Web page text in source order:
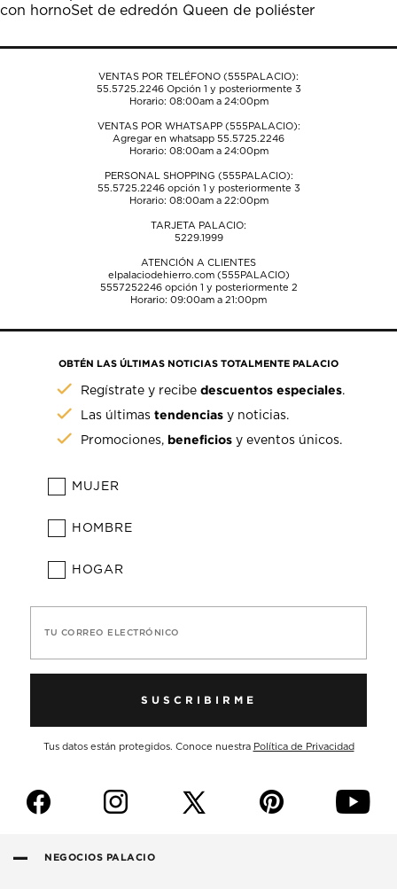
con hornoSet de edredón Queen de poliéster
VENTAS POR TELÉFONO (555PALACIO):
55.5725.2246Opción 1 y posteriormente 3
Horario: 08:00am a 24:00pm
VENTAS POR WHATSAPP (555PALACIO):
Agregar en whatsapp 55.5725.2246
Horario: 08:00am a 24:00pm
PERSONAL SHOPPING (555PALACIO):
55.5725.2246opción 1 y posteriormente 3
Horario: 08:00am a 22:00pm
TARJETA PALACIO:
5229.1999
ATENCIÓN A CLIENTES
elpalaciodehierro.com (555PALACIO)
5557252246opción 1 y posteriormente 2
Horario: 09:00am a 21:00pm
OBTÉN LAS ÚLTIMAS NOTICIAS TOTALMENTE PALACIO
Regístrate y recibedescuentos especiales.
Las últimastendencias y noticias.
Promociones, beneficios y eventos únicos.
MUJER
HOMBRE
HOGAR
TU CORREO ELECTRÓNICO
SUSCRIBIRME
Tus datos están protegidos. Conoce nuestra Política de Privacidad
f i p y
NEGOCIOS PALACIO